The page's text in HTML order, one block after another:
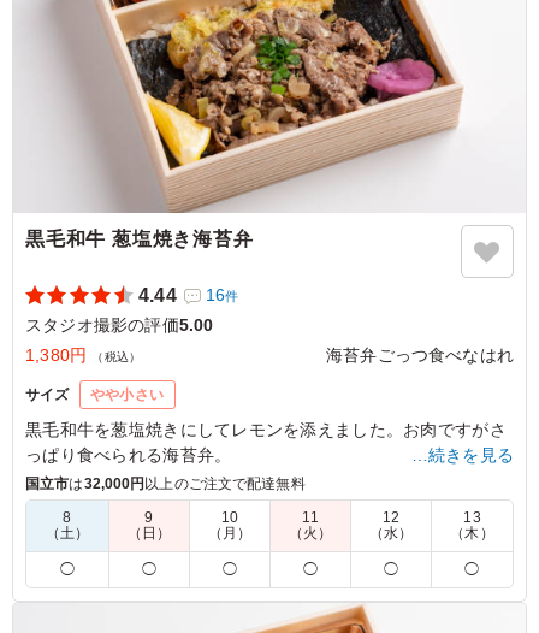
ご利用シーン： ロケ・撮影›スタジオ撮影
東京都目黒区三田2026/04/08
黒毛和牛 葱塩焼き海苔弁
4.44 16件
スタジオ撮影の評価5.00
1,380円
（税込） 海苔弁ごっつ食べなはれ
サイズ やや小さい
黒毛和牛を葱塩焼きにしてレモンを添えました。お肉ですがさ
っぱり食べられる海苔弁。
相性抜群の副菜と、厳選焼海苔と小豆島生大豆醤油が織りなす
海苔弁であなたを魅了します。
5.0 株式会社エナック
撮影当日こちらをいただきましたが、ロケ弁とは思えない
ほど美味しかったです！！黒毛和牛は脂がしっかり乗って
…続きを見る
国立市は32,000円 以上のご注文で配達無料
8
（土）
9
（日）
10
（月）
11
（火）
12
（水）
13
（木）
◯ ◯ ◯ ◯ ◯ ◯